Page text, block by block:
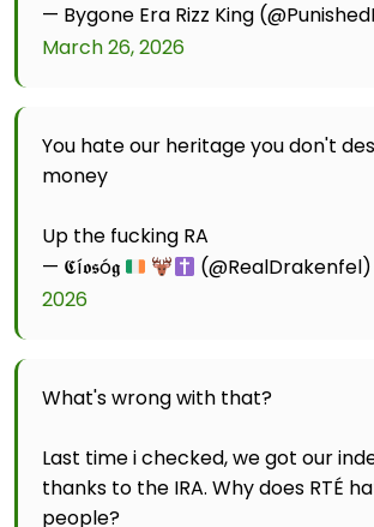
— Bygone Era Rizz King
March 26, 2026
You hate our heritage you don't
money
Up the fucking RA
— 𝕮í𝖔𝖘ó𝖌
(@RealDrakenfel)
2026
What's wrong with that?
Last time i checked, we got our
thanks to the IRA. Why does RTÉ
people?